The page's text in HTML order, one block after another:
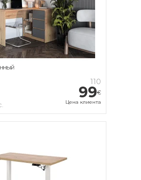
110
99€
Цена клиента